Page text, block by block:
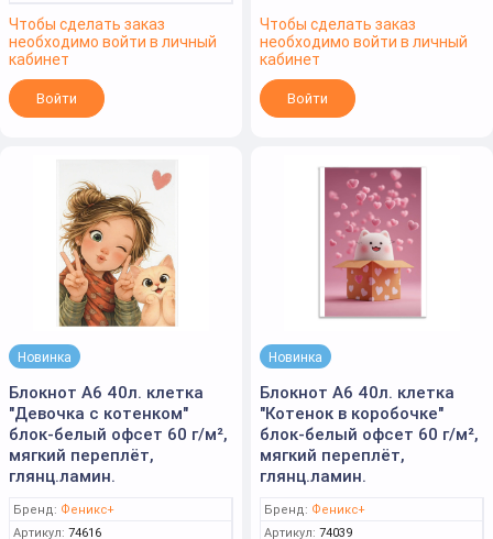
Чтобы сделать заказ
необходимо войти в личный
кабинет
Войти
Чтобы сделать заказ
необходимо войти в личный
кабинет
Войти
Новинка
Блокнот А6 40л. клетка
"Девочка с котенком"
блок-белый офсет 60 г/м²,
мягкий переплёт,
глянц.ламин.
Бренд: Феникс+
Артикул: 74616
Новинка
Блокнот А6 40л. клетка
"Котенок в коробочке"
блок-белый офсет 60 г/м²,
мягкий переплёт,
глянц.ламин.
Бренд: Феникс+
Артикул: 74039